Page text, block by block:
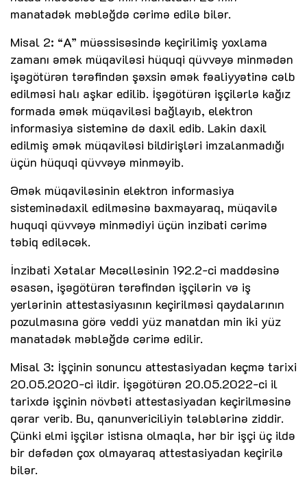
manatadək məbləğdə cərimə edilə bilər.
Misal 2: “A” müəssisəsində keçirilimiş yoxlama
zamanı əmək müqaviləsi hüquqi qüvvəyə minmədən
işəgötürən tərəfindən şəxsin əmək fəaliyyətinə cəlb
edilməsi halı aşkar edilib. İşəgötürən işçilərlə kağız
formada əmək müqaviləsi bağlayıb, elektron
informasiya sisteminə də daxil edib. Lakin daxil
edilmiş əmək müqaviləsi bildirişləri imzalanmadığı
üçün hüquqi qüvvəyə minməyib.
Əmək müqaviləsinin elektron informasiya
sisteminədaxil edilməsinə baxmayaraq, müqavilə
huquqi qüvvəyə minmədiyi üçün inzibati cərimə
təbiq ediləcək.
İnzibati Xətalar Məcəlləsinin 192.2-ci maddəsinə
əsasən, işəgötürən tərəfindən işçilərin və iş
yerlərinin attestasiyasının keçirilməsi qaydalarının
pozulmasına görə veddi yüz manatdan min iki yüz
manatadək məbləğdə cərimə edilir.
Misal 3: İşçinin sonuncu attestasiyadan keçmə tarixi
20.05.2020-ci ildir. İşəgötürən 20.05.2022-ci il
tarixdə işçinin növbəti attestasiyadan keçirilməsinə
qərar verib. Bu, qanunvericiliyin tələblərinə ziddir.
Çünki elmi işçilər istisna olmaqla, hər bir işçi üç ildə
bir dəfədən çox olmayaraq attestasiyadan keçirilə
bilər.